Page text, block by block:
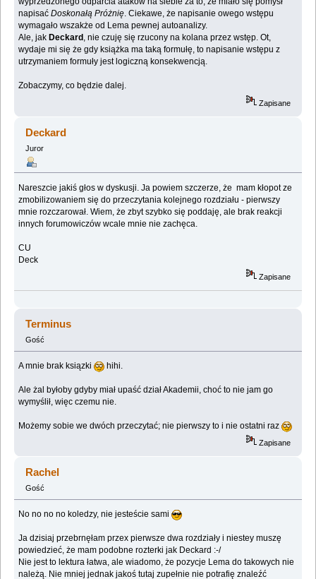
napisaćDoskonałą Próżnię. Ciekawe, że napisanie owego wstępu
wymagało wszakże od Lema pewnej autoanalizy.
Ale, jak Deckard , nie czuję się rzucony na kolana przez wstęp. Ot,
wydaje mi się że gdy książka ma taką formułę, to napisanie wstępu z
utrzymaniem formuły jest logiczną konsekwencją.
Zobaczymy, co będzie dalej.
Zapisane
Deckard
Juror
Nareszcie jakiś głos w dyskusji. Ja powiem szczerze, że mam kłopot ze
zmobilizowaniem się do przeczytania kolejnego rozdziału - pierwszy
mnie rozczarował. Wiem, że zbyt szybko się poddaję, ale brak reakcji
innych forumowiczów wcale mnie nie zachęca.
CU
Deck
Zapisane
Terminus
Gość
A mnie brak ksiązki hihi.
Ale żal byłoby gdyby miał upaść dział Akademii, choć to nie jam go
wymyślił, więc czemu nie.
Możemy sobie we dwóch przeczytać; nie pierwszy to i nie ostatni raz
Zapisane
Rachel
Gość
No no no no koledzy, nie jesteście sami
Ja dzisiaj przebrnęłam przex pierwsze dwa rozdziały i niestey muszę
powiedzieć, że mam podobne rozterki jak Deckard :-/
Nie jest to lektura łatwa, ale wiadomo, że pozycje Lema do takowych nie
należą. Nie mniej jednak jakoś tutaj zupełnie nie potrafię znaleźć